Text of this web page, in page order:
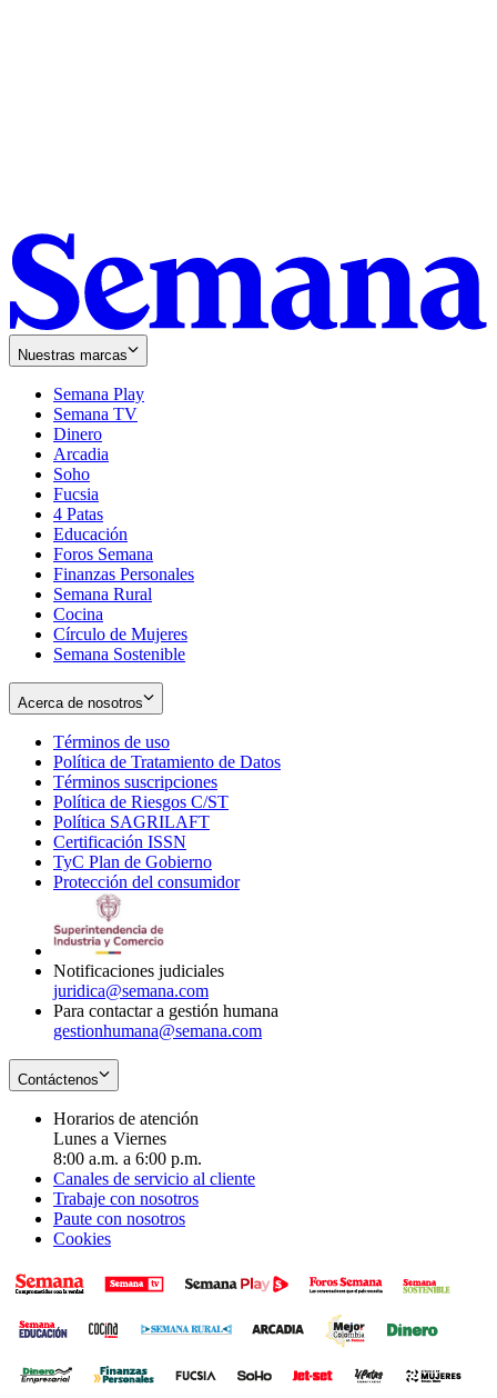
Nuestras marcas
Semana Play
Semana TV
Dinero
Arcadia
Soho
in
new
window
Fucsia
in
new
window
4 Patas
Educación
Foros Semana
Finanzas Personales
Semana Rural
Cocina
Círculo de Mujeres
Semana Sostenible
Acerca de nosotros
Términos de uso
in
new
window
Política de Tratamiento de Datos
Términos suscripciones
in
Política de Riesgos C/ST
Política SAGRILAFT
new
window
Certificación ISSN
in
new
TyC Plan de Gobierno
in
Protección del consumidorOpens
Notificaciones judiciales
juridica@semana.com
Para contactar a gestión humana
gestionhumana@semana.com
Contáctenos
Horarios de atención
Lunes a Viernes
8:00 a.m. a 6:00 p.m.
Canales de servicio al cliente
Trabaje con nosotros
Paute con nosotros
Cookies